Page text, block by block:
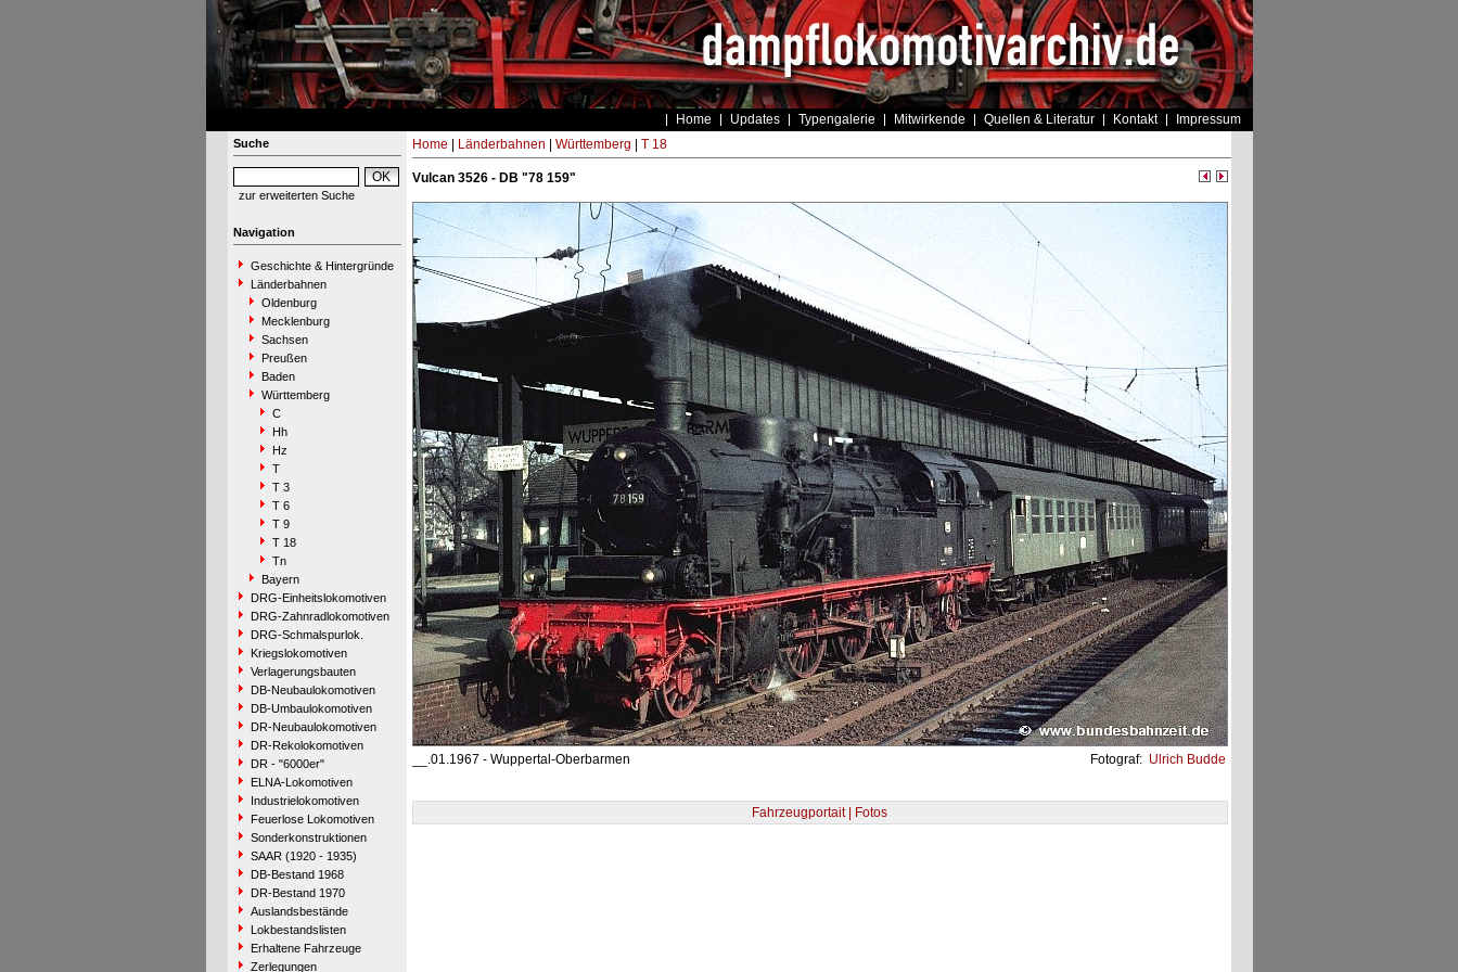
Home Updates Typengalerie Mitwirkende Quellen & Literatur Kontakt Impressum
Suche
zur erweiterten Suche
Navigation
Geschichte & Hintergründe
Länderbahnen
Oldenburg
Mecklenburg
Sachsen
Preußen
Baden
Württemberg
C
Hh
Hz
T
T 3
T 6
T 9
T 18
Tn
Bayern
DRG-Einheitslokomotiven
DRG-Zahnradlokomotiven
DRG-Schmalspurlok.
Kriegslokomotiven
Verlagerungsbauten
DB-Neubaulokomotiven
DB-Umbaulokomotiven
DR-Neubaulokomotiven
DR-Rekolokomotiven
DR - "6000er"
ELNA-Lokomotiven
Industrielokomotiven
Feuerlose Lokomotiven
Sonderkonstruktionen
SAAR (1920 - 1935)
DB-Bestand 1968
DR-Bestand 1970
Auslandsbestände
Lokbestandslisten
Erhaltene Fahrzeuge
Zerlegungen
Home Länderbahnen Württemberg T 18
Vulcan 3526 - DB "78 159"
__.01.1967 - Wuppertal-Oberbarmen Fotograf: Ulrich Budde
Fahrzeugportait | Fotos